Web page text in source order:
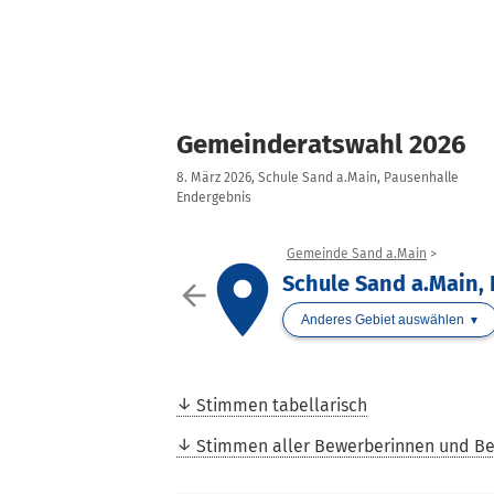
Gemeinderatswahl 2026
8. März 2026, Schule Sand a.Main, Pausenhalle
Endergebnis
arrow_backplace
Gemeinde Sand a.Main
Schule Sand a.Main,
Anderes Gebiet auswählen
Stimmen tabellarisch
Stimmen aller Bewerberinnen und